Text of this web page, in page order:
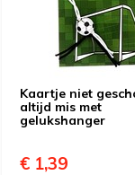
Kaartje niet
altijd mis met
gelukshanger
€ 1,39